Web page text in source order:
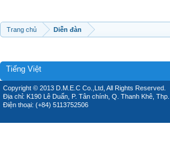
Trang chủ Diễn đàn
Tiếng Việt
Copyright © 2013 D.M.E.C Co.,Ltd, All Rights Reserved.
Địa chỉ: K190 Lê Duẩn, P. Tân chính, Q. Thanh Khê,
Điện thoại: (+84) 5113752506